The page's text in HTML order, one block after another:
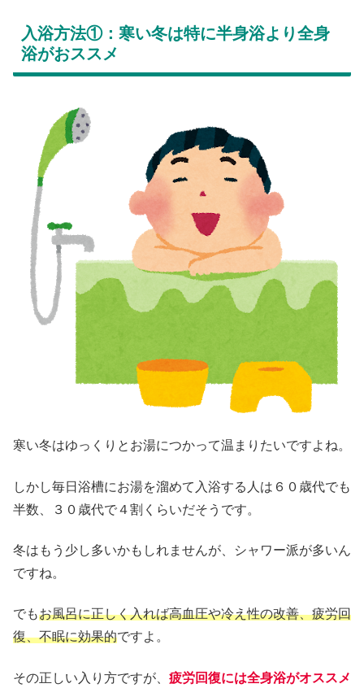
入浴方法①：寒い冬は特に半身浴より全身
浴がおススメ
寒い冬はゆっくりとお湯につかって温まりたいですよね。
しかし毎日浴槽にお湯を溜めて入浴する人は６０歳代でも
半数、３０歳代で４割くらいだそうです。
冬はもう少し多いかもしれませんが、シャワー派が多いん
ですね。
でもお風呂に正しく入れば高血圧や冷え性の改善、疲労回
復、不眠に効果的ですよ。
その正しい入り方ですが、 疲労回復には全身浴がオススメ